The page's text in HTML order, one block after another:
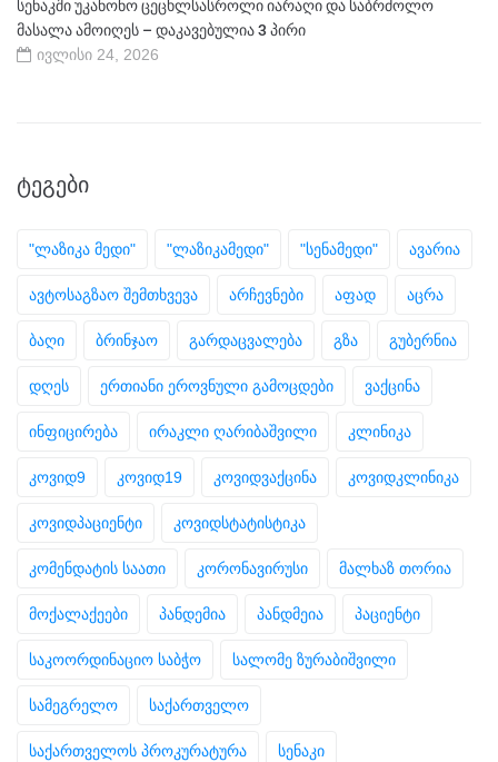
სენაკში უკანონო ცეცხლსასროლი იარაღი და საბრძოლო
მასალა ამოიღეს – დაკავებულია 3 პირი
ივლისი 24, 2026
ᲢᲔᲒᲔᲑᲘ
"ლაზიკა მედი" "ლაზიკამედი" "სენამედი" ავარია
ავტოსაგზაო შემთხვევა არჩევნები აფად აცრა
ბაღი ბრინჯაო გარდაცვალება გზა გუბერნია
დღეს ერთიანი ეროვნული გამოცდები ვაქცინა
ინფიცირება ირაკლი ღარიბაშვილი კლინიკა
კოვიდ9 კოვიდ19 კოვიდვაქცინა კოვიდკლინიკა
კოვიდპაციენტი კოვიდსტატისტიკა
კომენდატის საათი კორონავირუსი მალხაზ თორია
მოქალაქეები პანდემია პანდმეია პაციენტი
საკოორდინაციო საბჭო სალომე ზურაბიშვილი
სამეგრელო საქართველო
საქართველოს პროკურატურა სენაკი